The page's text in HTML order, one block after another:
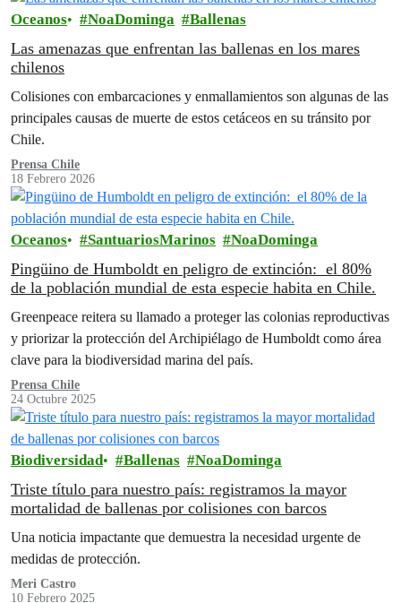
Oceanos NoaDominga Ballenas
Las amenazas que enfrentan las ballenas en los mares
chilenos
Colisiones con embarcaciones y enmallamientos son algunas de las
principales causas de muerte de estos cetáceos en su tránsito por
Chile.
Prensa Chile
18 Febrero 2026
Oceanos SantuariosMarinos NoaDominga
Pingüino de Humboldt en peligro de extinción: el 80%
de la población mundial de esta especie habita en Chile.
Greenpeace reitera su llamado a proteger las colonias reproductivas
y priorizar la protección del Archipiélago de Humboldt como área
clave para la biodiversidad marina del país.
Prensa Chile
24 Octubre 2025
Biodiversidad Ballenas NoaDominga
Triste título para nuestro país: registramos la mayor
mortalidad de ballenas por colisiones con barcos
Una noticia impactante que demuestra la necesidad urgente de
medidas de protección.
Meri Castro
10 Febrero 2025